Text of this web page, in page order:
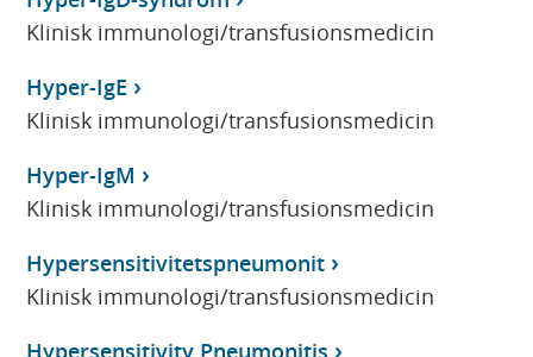
Klinisk immunologi/transfusionsmedicin
Hyper-IgE
Klinisk immunologi/transfusionsmedicin
Hyper-IgM
Klinisk immunologi/transfusionsmedicin
Hypersensitivitetspneumonit
Klinisk immunologi/transfusionsmedicin
Hypersensitivity Pneumonitis